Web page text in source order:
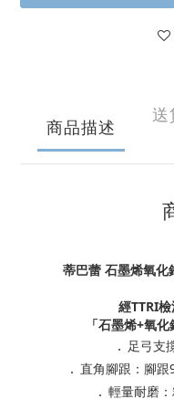
商品描述
送
蒂巴蕾 石墨烯氧化
經TTRI
「石墨烯+氧
． 足弓支
． 直角腳跟：腳
． 輕量耐磨